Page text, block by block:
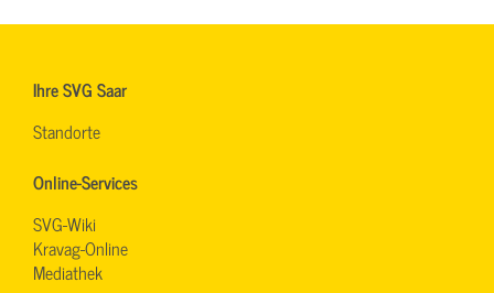
Ihre SVG Saar
Standorte
Online-Services
SVG-Wiki
Kravag-Online
Mediathek